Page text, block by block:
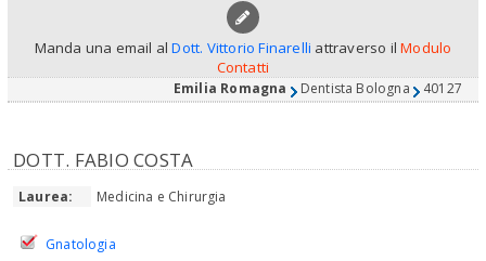
Manda una email alDott. Vittorio Finarelli attraverso ilModulo
Contatti
Emilia Romagna Dentista Bologna 40127
DOTT. FABIO COSTA
Laurea: Medicina e Chirurgia
Gnatologia